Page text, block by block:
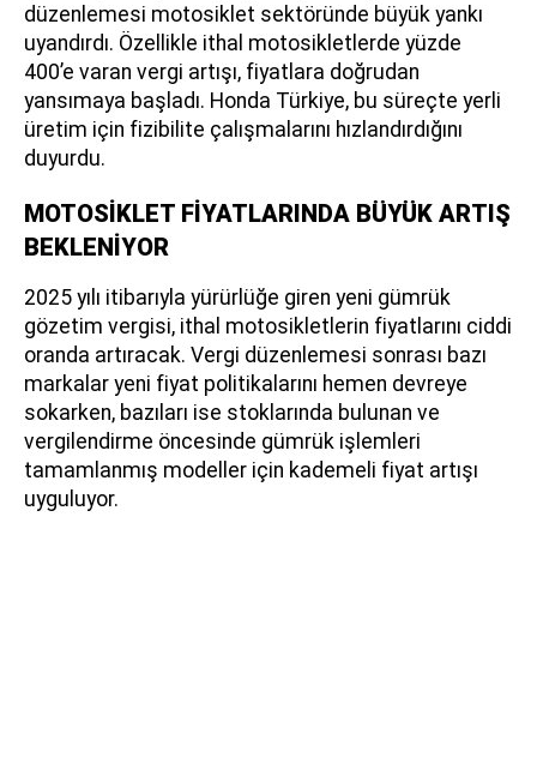
düzenlemesi motosiklet sektöründe büyük yankı
uyandırdı. Özellikle ithal motosikletlerde yüzde
400’e varan vergi artışı, fiyatlara doğrudan
yansımaya başladı. Honda Türkiye, bu süreçte yerli
üretim için fizibilite çalışmalarını hızlandırdığını
duyurdu.
MOTOSİKLET FİYATLARINDA BÜYÜK ARTIŞ
BEKLENİYOR
2025 yılı itibarıyla yürürlüğe giren yeni gümrük
gözetim vergisi, ithal motosikletlerin fiyatlarını ciddi
oranda artıracak. Vergi düzenlemesi sonrası bazı
markalar yeni fiyat politikalarını hemen devreye
sokarken, bazıları ise stoklarında bulunan ve
vergilendirme öncesinde gümrük işlemleri
tamamlanmış modeller için kademeli fiyat artışı
uyguluyor.